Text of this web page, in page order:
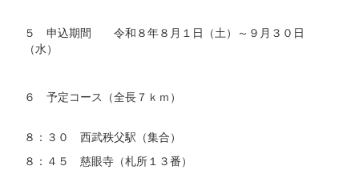
５ 申込期間 令和８年８月１日（土）～９月３０日
（水）
６ 予定コース（全長７ｋｍ）
８：３０ 西武秩父駅（集合）
８：４５ 慈眼寺（札所１３番）